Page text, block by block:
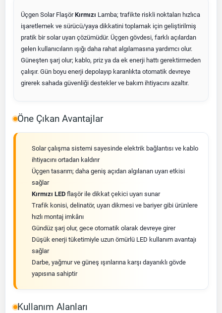
Üçgen Solar FlaşörKırmızı Lamba; trafikte riskli noktaları hızlıca
işaretlemek ve sürücü/yaya dikkatini toplamak için geliştirilmiş
pratik bir solar uyarı çözümüdür. Üçgen gövdesi, farklı açılardan
gelen kullanıcıların ışığı daha rahat algılamasına yardımcı olur.
Güneşten şarj olur; kablo, priz ya da ek enerji hattı gerektirmeden
çalışır. Gün boyu enerji depolayıp karanlıkta otomatik devreye
girerek sahada güvenliği destekler ve bakım ihtiyacını azaltır.
Öne Çıkan Avantajlar
Solar çalışma sistemi sayesinde elektrik bağlantısı ve kablo
ihtiyacını ortadan kaldırır
Üçgen tasarım; daha geniş açıdan algılanan uyarı etkisi
sağlar
Kırmızı LED flaşör ile dikkat çekici uyarı sunar
Trafik konisi, delinatör, uyarı dikmesi ve bariyer gibi ürünlere
hızlı montaj imkânı
Gündüz şarj olur, gece otomatik olarak devreye girer
Düşük enerji tüketimiyle uzun ömürlü LED kullanım avantajı
sağlar
Darbe, yağmur ve güneş ışınlarına karşı dayanıklı gövde
yapısına sahiptir
Kullanım Alanları